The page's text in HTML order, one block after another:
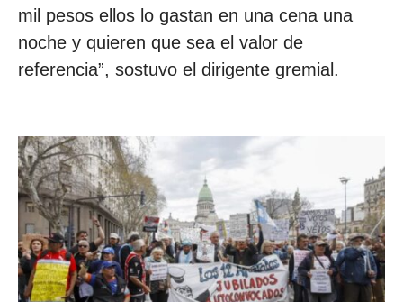
mil pesos ellos lo gastan en una cena una
noche y quieren que sea el valor de
referencia”, sostuvo el dirigente gremial.